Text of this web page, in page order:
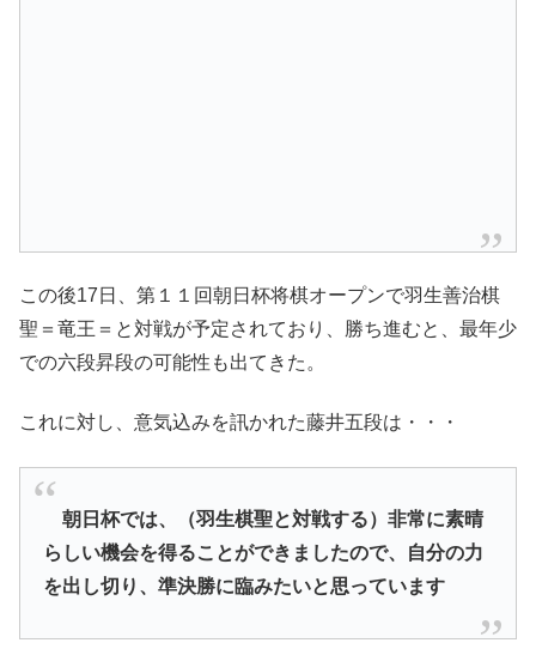
この後17日、第１１回朝日杯将棋オープンで羽生善治棋
聖＝竜王＝と対戦が予定されており、勝ち進むと、最年少
での六段昇段の可能性も出てきた。
これに対し、意気込みを訊かれた藤井五段は・・・
朝日杯では、（羽生棋聖と対戦する）非常に素晴
らしい機会を得ることができましたので、自分の力
を出し切り、準決勝に臨みたいと思っています